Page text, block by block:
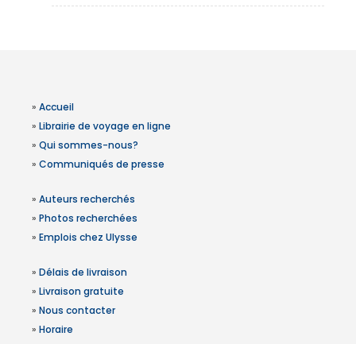
» Accueil
» Librairie de voyage en ligne
» Qui sommes-nous?
» Communiqués de presse
» Auteurs recherchés
» Photos recherchées
» Emplois chez Ulysse
» Délais de livraison
» Livraison gratuite
» Nous contacter
» Horaire